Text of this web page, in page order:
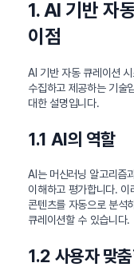
1. AI 기반 자
이점
AI 기반 자동 큐레이션
수집하고 제공하는 기술
대한 설명입니다.
1.1 AI의 역할
AI는 머신러닝 알고리즘
이해하고 평가합니다.
콘텐츠를 자동으로 분석
큐레이션할 수 있습니다.
1.2 사용자 맞